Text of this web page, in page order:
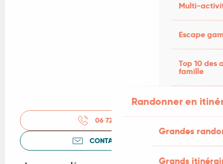
Multi-
Escape
Top 10 des
famille
Randonner en
Grandes
Grands
06 72 78 39
CONTACTEZ-NOUS